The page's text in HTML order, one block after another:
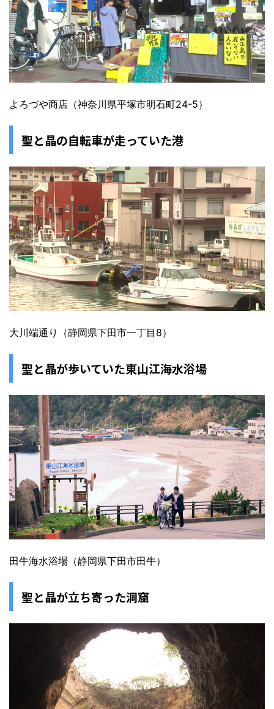
よろづや商店（神奈川県平塚市明石町24-5）
聖と晶の自転車が走っていた港
大川端通り（静岡県下田市一丁目8）
聖と晶が歩いていた東山江海水浴場
田牛海水浴場（静岡県下田市田牛）
聖と晶が立ち寄った洞窟